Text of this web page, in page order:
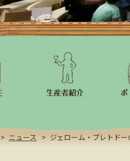
ニュース ジェローム・ブレトド